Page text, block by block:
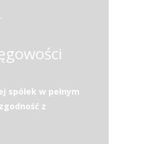
w pełnym
z